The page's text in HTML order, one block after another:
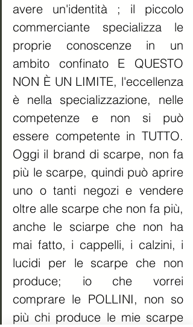
avere un'identità ; il piccolo
commerciante specializza le
proprie conoscenze in un
ambito confinato E QUESTO
NON È UN LIMITE, l'eccellenza
è nella specializzazione, nelle
competenze e non si può
essere competente in TUTTO.
Oggi il brand di scarpe, non fa
più le scarpe, quindi può aprire
uno o tanti negozi e vendere
oltre alle scarpe che non fa più,
anche le sciarpe che non ha
mai fatto, i cappelli, i calzini, i
lucidi per le scarpe che non
produce; io che vorrei
comprare le POLLINI, non so
più chi produce le mie scarpe